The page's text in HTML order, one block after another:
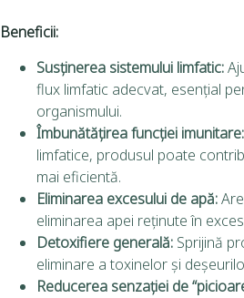
Beneficii:
Susținerea sistemului limfatic:
flux limfatic adecvat, esențial
organismului.
Îmbunătățirea funcției imunitare:
limfatice, produsul poate
mai eficientă.
Eliminarea excesului de apă:
eliminarea apei reținute în
Detoxifiere generală: Sprijină
eliminare a toxinelor și
Reducerea senzației de